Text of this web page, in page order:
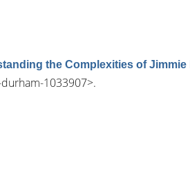
the Complexities of Jimmie
1033907>.